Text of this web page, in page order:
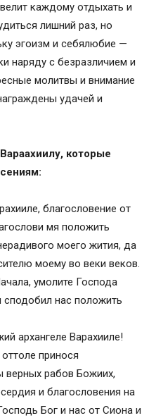
каждому отдыхать и
лишний раз, но
эгоизм и себялюбие —
наряду с безразличием и
молитвы и внимание
удачей и
которые
благословение от
мя положить
моего жития, да
моему во веки веков.
умолите Господа
сподобил нас положить
архангеле Варахииле!
принося
рабов Божиих,
и благословения на
Бог и нас от Сиона и